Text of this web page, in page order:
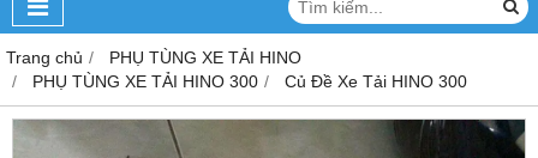
Trang chủ
PHỤ TÙNG XE TẢI HINO
PHỤ TÙNG XE TẢI HINO 300
Củ Đề Xe Tải HINO 300